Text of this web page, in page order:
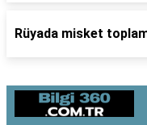
Rüyada misket